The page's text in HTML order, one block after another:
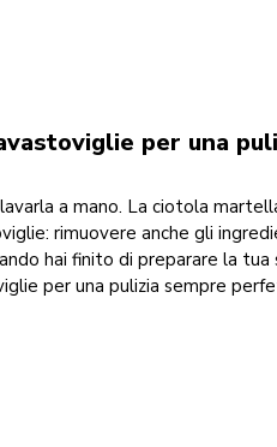
per una
a mano. La ciotola
rimuovere anche gli
hai finito di preparare la
per una pulizia sempre